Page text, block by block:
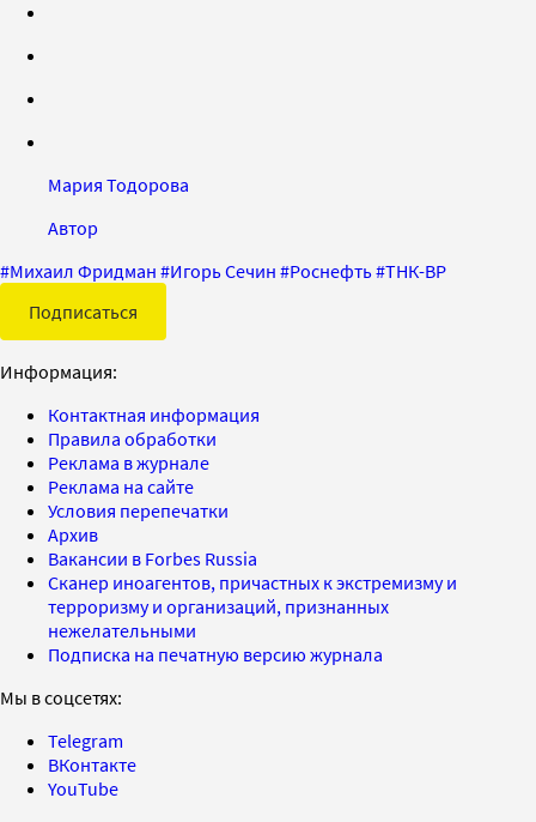
Мария Тодорова
Автор
#Михаил Фридман #Игорь Сечин #Роснефть#ТНК-ВР
Подписаться
Информация:
Контактная информация
Правила обработки
Реклама в журнале
Реклама на сайте
Условия перепечатки
Архив
Вакансии в Forbes Russia
Сканер иноагентов, причастных к экстремизму и
терроризму и организаций, признанных
нежелательными
Подписка на печатную версию журнала
Мы в соцсетях:
Telegram
ВКонтакте
YouTube